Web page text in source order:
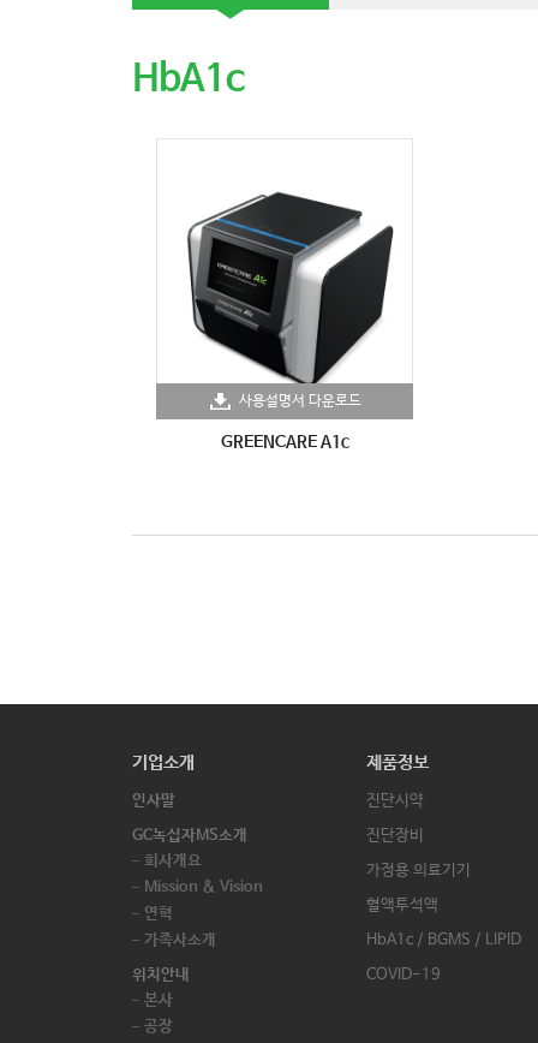
HbA1c
사용설명서 다운로드
GREENCARE A1c
기업소개
인사말
GC녹십자MS소개
회사개요
Mission & Vision
연혁
가족사소개
위치안내
본사
공장
제품정보
진단시약
진단장비
가정용 의료기기
혈액투석액
HbA1c / BGMS / LIPID
COVID-19